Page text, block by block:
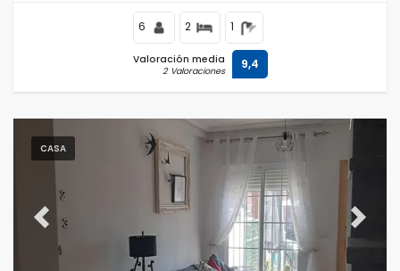
6 2 1
Valoración media
2 Valoraciones 9,4
CASA
Previous Next